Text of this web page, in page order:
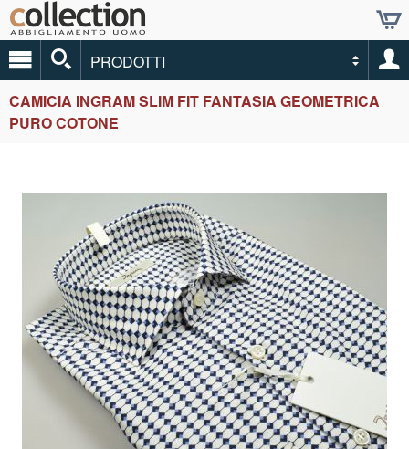
PRODOTTI
CAMICIA INGRAM SLIM FIT FANTASIA GEOMETRICA
PURO COTONE